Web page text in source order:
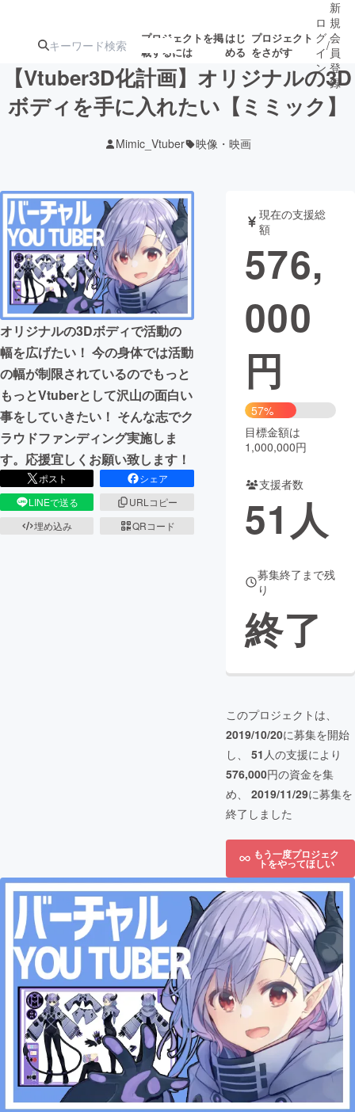
プロジェクトを掲
載するには
はじ
める
プロジェクト
をさがす
ジェクト
募集終了が近いプ
ロジェクト
アート・写真 音楽
テクノロジー・ガジェット ゲーム・サ
映像・映画
ビジネス・起業
まちづくり・地域活性化
CAMPFIRE for Social Good
CAMPFIRE Creation
CAMPFIREふるさと納税 machi-ya コミュニティ
ロ
グ
イ
ン
/
新
規
会
員
登
録
【Vtuber3D化計画】オリジナルの3D
ボディを手に入れたい【ミミック】
Mimic_Vtuber 映像・映画
オリジナルの3Dボディで活動の
幅を広げたい！ 今の身体では活動
の幅が制限されているのでもっと
もっとVtuberとして沢山の面白い
事をしていきたい！ そんな志でク
ラウドファンディング実施しま
す。応援宜しくお願い致します！
ポスト
シェア
LINEで送る
URLコピー
埋め込み
QRコード
現在の支援総
額
576,
000
円
57%
目標金額は
1,000,000円
支援者数
51 人
募集終了まで残
り
終了
このプロジェクトは、
2019/10/20に募集を開始
し、 51 人の支援により
576,000円の資金を集
め、 2019/11/29に募集を
終了しました
もう一度プロジェク
トをやってほしい